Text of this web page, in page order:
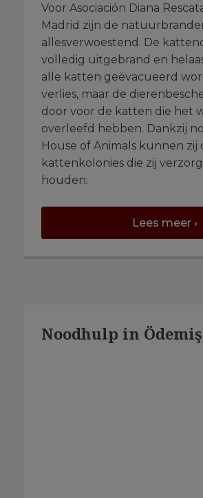
Voor Asociación Diana
Madrid zijn de
allesverwoestend. De
volledig uitgebrand en
alle katten geëvacueerd
verlies, maar de
door voor de katten die het
overleefd hebben. Dankzij
House of Animals kunnen zij
kattenkolonies die zij
houden.
Lees meer ›
Noodhulp in